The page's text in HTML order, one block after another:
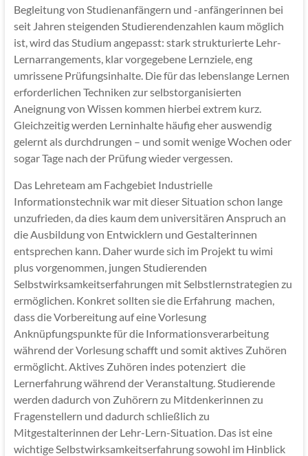
Begleitung von Studienanfängern und -anfängerinnen bei
seit Jahren steigenden Studierendenzahlen kaum möglich
ist, wird das Studium angepasst: stark strukturierte Lehr-
Lernarrangements, klar vorgegebene Lernziele, eng
umrissene Prüfungsinhalte. Die für das lebenslange Lernen
erforderlichen Techniken zur selbstorganisierten
Aneignung von Wissen kommen hierbei extrem kurz.
Gleichzeitig werden Lerninhalte häufig eher auswendig
gelernt als durchdrungen – und somit wenige Wochen oder
sogar Tage nach der Prüfung wieder vergessen.
Das Lehreteam am Fachgebiet Industrielle
Informationstechnik war mit dieser Situation schon lange
unzufrieden, da dies kaum dem universitären Anspruch an
die Ausbildung von Entwicklern und Gestalterinnen
entsprechen kann. Daher wurde sich im Projekt tu wimi
plus vorgenommen, jungen Studierenden
Selbstwirksamkeitserfahrungen mit Selbstlernstrategien zu
ermöglichen. Konkret sollten sie die Erfahrung machen,
dass die Vorbereitung auf eine Vorlesung
Anknüpfungspunkte für die Informationsverarbeitung
während der Vorlesung schafft und somit aktives Zuhören
ermöglicht. Aktives Zuhören indes potenziert die
Lernerfahrung während der Veranstaltung. Studierende
werden dadurch von Zuhörern zu Mitdenkerinnen zu
Fragenstellern und dadurch schließlich zu
Mitgestalterinnen der Lehr-Lern-Situation. Das ist eine
wichtige Selbstwirksamkeitserfahrung sowohl im Hinblick